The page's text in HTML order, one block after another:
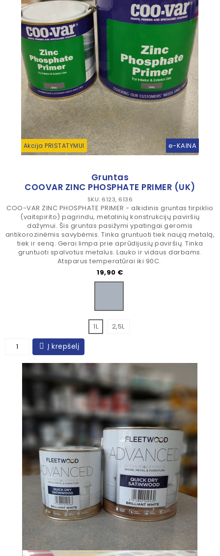
Akcija PRISTATYMUI e-KAINA
Gruntas
COOVAR ZINC PHOSPHATE PRIMER (UK)
SKU: 6123, 6136
COO-VAR ZINC PHOSPHATE PRIMER - alkidinis gruntas tirpiklio
(vaitspirito) pagrindu, metalinių konstrukcijų paviršių
dažymui. Šis gruntas pasižymi ypatingai geromis
antikorozinėmis savybėmis. Tinka gruntuoti tiek naują metalą,
tiek ir seną. Gerai limpa prie aprūdijusių paviršių. Tinka
gruntuoti spalvotus metalus. Lauko ir vidaus darbams.
Atsparus temperatūrai iki 90C.
Kaina
19,90 €
1L 2,5L
Į krepšelį